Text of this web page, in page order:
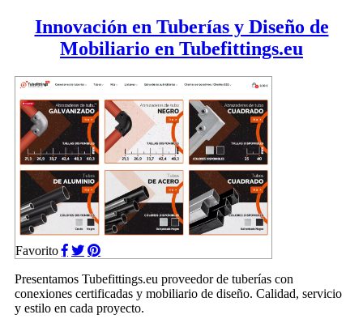
Innovación en Tuberías y Diseño de
Mobiliario en Tubefittings.eu
Favorito
Presentamos Tubefittings.eu proveedor de tuberías con
conexiones certificadas y mobiliario de diseño. Calidad, servicio
y estilo en cada proyecto.